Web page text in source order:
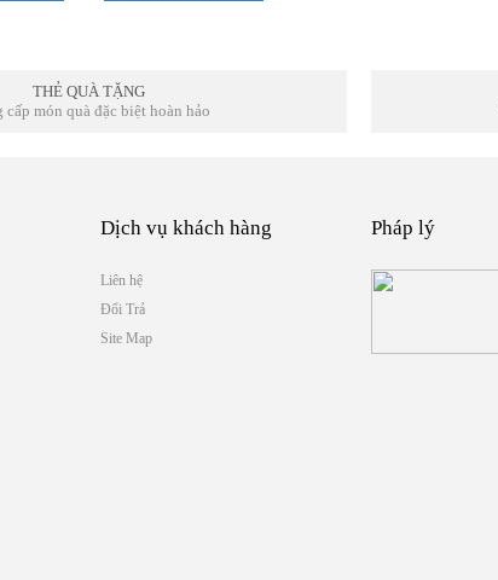
THẺ QUÀ TẶNG
cấp món quà đặc biệt hoàn hảo
Dịch vụ khách hàng
Liên hệ
Đổi Trả
Site Map
Pháp lý